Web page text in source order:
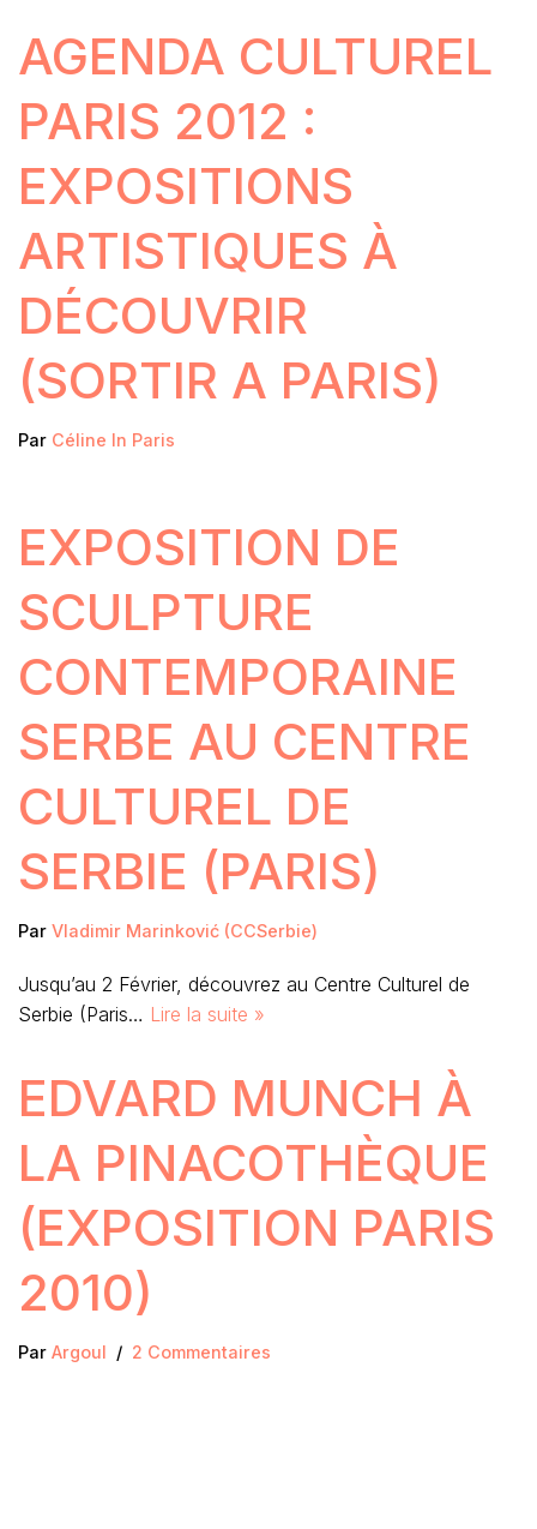
AGENDA CULTUREL
PARIS 2012 :
EXPOSITIONS
ARTISTIQUES À
DÉCOUVRIR
(SORTIR A PARIS)
Par Céline In Paris
EXPOSITION DE
SCULPTURE
CONTEMPORAINE
SERBE AU CENTRE
CULTUREL DE
SERBIE (PARIS)
Par Vladimir Marinković (CCSerbie)
Jusqu’au 2 Février, découvrez au Centre Culturel de
Serbie (Paris… Lire la suite »
EDVARD MUNCH À
LA PINACOTHÈQUE
(EXPOSITION PARIS
2010)
Par Argoul 2 Commentaires